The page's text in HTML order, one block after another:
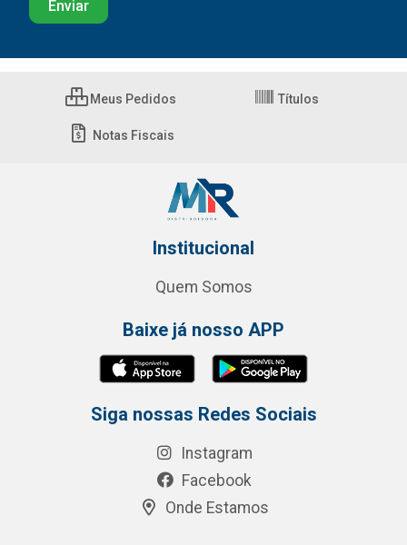
Meus Pedidos Títulos
Notas Fiscais
Institucional
Quem Somos
Baixe já nosso APP
Siga nossas Redes Sociais
Instagram
Facebook
Onde Estamos